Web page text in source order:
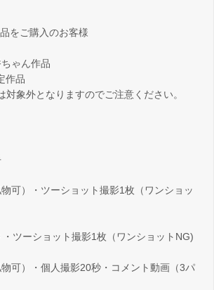
をご購入のお客様
ゃん作品
作品
象外となりますのでご注意ください。
物可）・ツーショット撮影1枚（ワンショッ
・ツーショット撮影1枚（ワンショットNG)
物可）・個人撮影20秒・コメント動画（3パ